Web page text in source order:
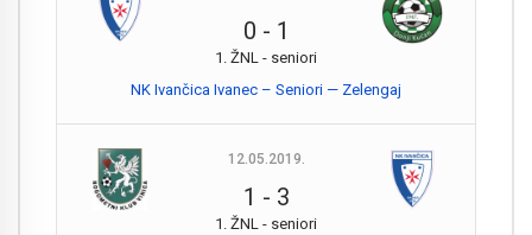
0 - 1
1. ŽNL - seniori
NK Ivančica Ivanec – Seniori — Zelengaj
12.05.2019.
1 - 3
1. ŽNL - seniori